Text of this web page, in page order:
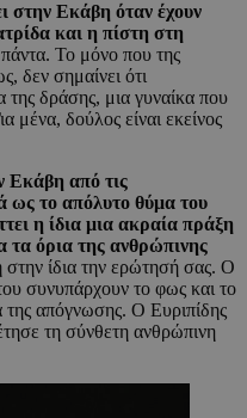
στην Εκάβη όταν έχουν
και η πίστη στη
Το μόνο που της
δεν σημαίνει ότι
της δράσης, μια γυναίκα που
μένα, δούλος είναι εκείνος
Εκάβη από τις
ως το απόλυτο θύμα του
η ίδια μια ακραία πράξη
τα όρια της ανθρώπινης
ίδια την ερώτησή σας. Ο
συνυπάρχουν το φως και το
της απόγνωσης. Ο Ευριπίδης
τη σύνθετη ανθρώπινη